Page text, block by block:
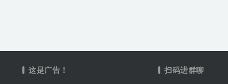
这是广告！ 扫码进群聊